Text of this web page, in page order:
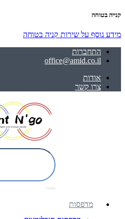
קנייה בטוחה
מידע נוסף על שירות קניה בטוחה
התחברות
office@amid.co.il
אודות
צרו קשר
מדפסות